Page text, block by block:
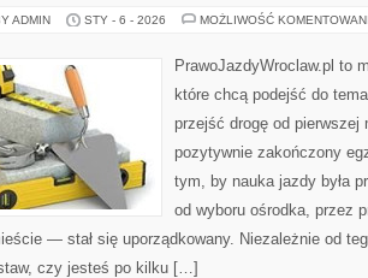
ADMIN STY - 6 - 2026 MOŻLIWOŚĆ
PrawoJazdyWroclaw.pl to
które chcą podejść do
przejść drogę od pierwszej
pozytywnie zakończony
tym, by nauka jazdy była
od wyboru ośrodka, przez
— stał się uporządkowany. Niezależnie od
czy jesteś po kilku […]